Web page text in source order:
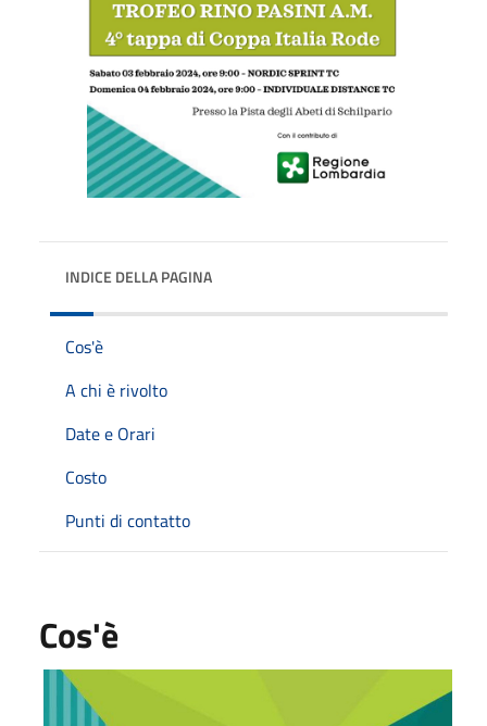
INDICE DELLA PAGINA
Cos'è
A chi è rivolto
Date e Orari
Costo
Punti di contatto
Cos'è